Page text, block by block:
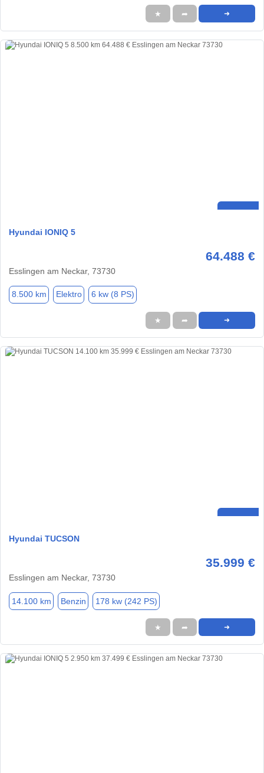
★ ➦ ➜
Hyundai IONIQ 5
64.488 €
Esslingen am Neckar, 73730
8.500 km Elektro 6 kw (8 PS)
★ ➦ ➜
Hyundai TUCSON
35.999 €
Esslingen am Neckar, 73730
14.100 km Benzin 178 kw (242 PS)
★ ➦ ➜